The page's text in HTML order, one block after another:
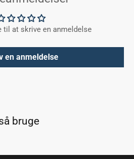
at skrive en anmeldelse
en anmeldelse
bruge